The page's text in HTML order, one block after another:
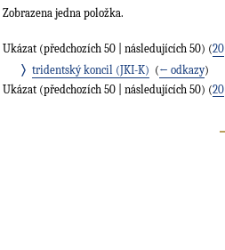
Zobrazena jedna položka.
Ukázat (předchozích 50 | následujících 50) (20
tridentský koncil (JKI-K) (← odkazy)
Ukázat (předchozích 50 | následujících 50) (20